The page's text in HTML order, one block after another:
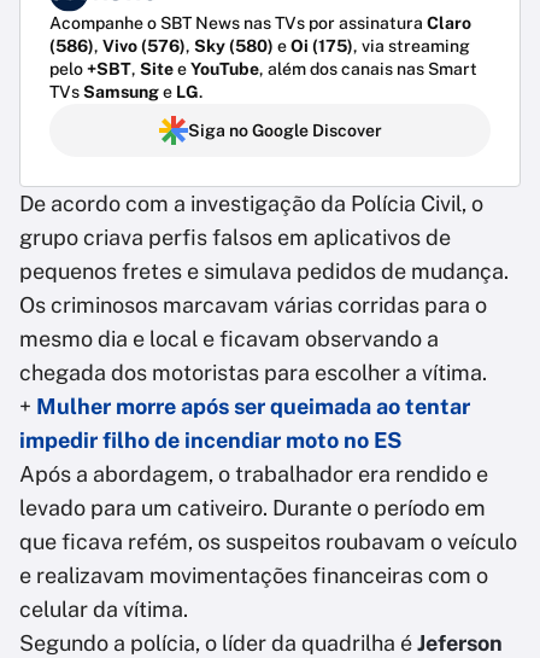
Acompanhe o SBT News nas TVs por assinatura Claro
(586), Vivo (576), Sky (580) eOi (175), via streaming
pelo+SBT, SiteeYouTube, além dos canais nas Smart
TVsSamsunge LG.
Siga no Google Discover
De acordo com a investigação da Polícia Civil, o
grupo criava perfis falsos em aplicativos de
pequenos fretes e simulava pedidos de mudança.
Os criminosos marcavam várias corridas para o
mesmo dia e local e ficavam observando a
chegada dos motoristas para escolher a vítima.
+ Mulher morre após ser queimada ao tentar
impedir filho de incendiar moto no ES
Após a abordagem, o trabalhador era rendido e
levado para um cativeiro. Durante o período em
que ficava refém, os suspeitos roubavam o veículo
e realizavam movimentações financeiras com o
celular da vítima.
Segundo a polícia, o líder da quadrilha éJeferson